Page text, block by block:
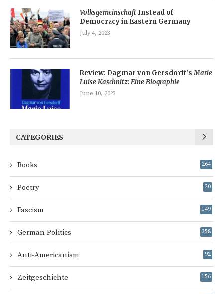
Volksgemeinschaft Instead of
Democracy in Eastern Germany
July 4, 2023
Review: Dagmar von Gersdorff’sMarie
Luise Kaschnitz: Eine Biographie
June 10, 2023
CATEGORIES
Books 264
Poetry 20
Fascism 149
German Politics 358
Anti-Americanism 92
Zeitgeschichte 156